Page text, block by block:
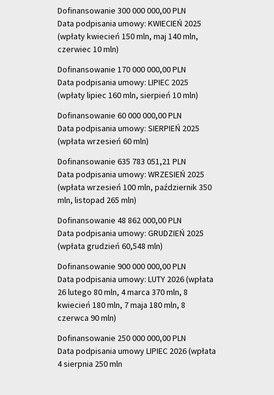
Dofinansowanie 300 000 000,00 PLN
Data podpisania umowy: KWIECIEŃ 2025
(wpłaty kwiecień 150 mln, maj 140 mln,
czerwiec 10 mln)
Dofinansowanie 170 000 000,00 PLN
Data podpisania umowy: LIPIEC 2025
(wpłaty lipiec 160 mln, sierpień 10 mln)
Dofinansowanie 60 000 000,00 PLN
Data podpisania umowy: SIERPIEŃ 2025
(wpłata wrzesień 60 mln)
Dofinansowanie 635 783 051,21 PLN
Data podpisania umowy: WRZESIEŃ 2025
(wpłata wrzesień 100 mln, październik 350
mln, listopad 265 mln)
Dofinansowanie 48 862 000,00 PLN
Data podpisania umowy: GRUDZIEŃ 2025
(wpłata grudzień 60,548 mln)
Dofinansowanie 900 000 000,00 PLN
Data podpisania umowy: LUTY 2026 (wpłata
26 lutego 80 mln, 4 marca 370 mln, 8
kwiecień 180 mln, 7 maja 180 mln, 8
czerwca 90 mln)
Dofinansowanie 250 000 000,00 PLN
Data podpisania umowy LIPIEC 2026 (wpłata
4 sierpnia 250 mln